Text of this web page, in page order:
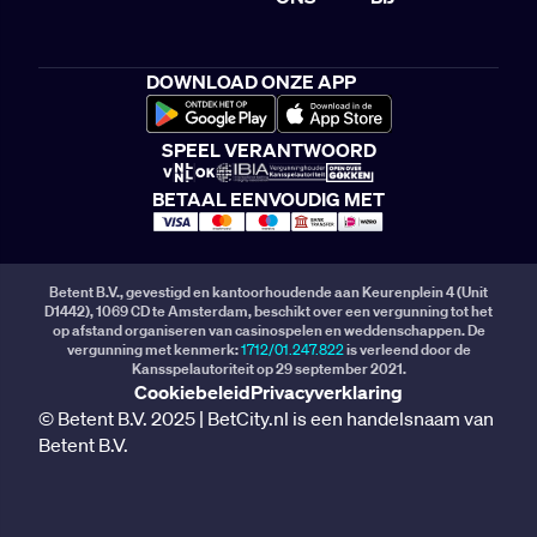
DOWNLOAD ONZE APP
SPEEL VERANTWOORD
BETAAL EENVOUDIG MET
Betent B.V., gevestigd en kantoorhoudende aan Keurenplein 4 (Unit
D1442), 1069 CD te Amsterdam, beschikt over een vergunning tot het
op afstand organiseren van casinospelen en weddenschappen. De
vergunning met kenmerk:1712/01.247.822is verleend door de
Kansspelautoriteit op 29 september 2021.
CookiebeleidPrivacyverklaring
© Betent B.V. 2025 | BetCity.nl is een handelsnaam van
Betent B.V.